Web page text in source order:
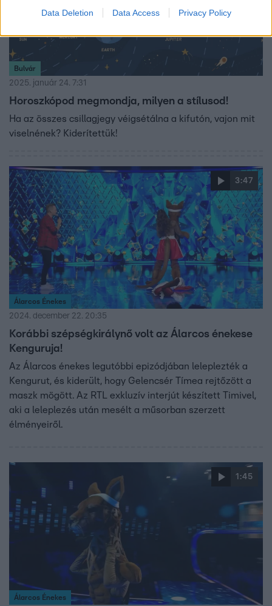
Data Deletion Data Access Privacy Policy
Bulvár
2025. január 24. 7:31
Horoszkópod megmondja, milyen a stílusod!
Ha az összes csillagjegy véigsétálna a kifutón, vajon mit
viselnének? Kiderítettük!
3:47
Álarcos Énekes
2024. december 22. 20:35
Korábbi szépségkirálynő volt az Álarcos énekese
Kenguruja!
Az Álarcos énekes legutóbbi epizódjában leleplezték a
Kengurut, és kiderült, hogy Gelencsér Tímea rejtőzött a
maszk mögött. Az RTL exkluzív interjút készített Timivel,
aki a leleplezés után mesélt a műsorban szerzett
élményeiről.
1:45
Álarcos Énekes